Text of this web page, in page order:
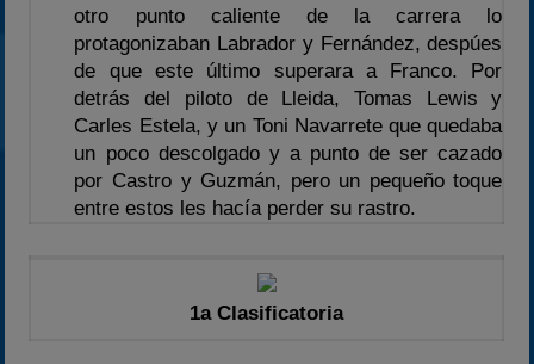
otro punto caliente de la carrera lo
protagonizaban Labrador y Fernández, despúes
de que este último superara a Franco. Por
detrás del piloto de Lleida, Tomas Lewis y
Carles Estela, y un Toni Navarrete que quedaba
un poco descolgado y a punto de ser cazado
por Castro y Guzmán, pero un pequeño toque
entre estos les hacía perder su rastro.
1a Clasificatoria